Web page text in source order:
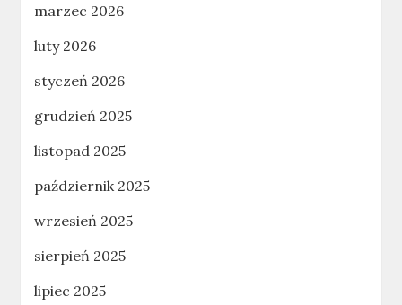
marzec 2026
luty 2026
styczeń 2026
grudzień 2025
listopad 2025
październik 2025
wrzesień 2025
sierpień 2025
lipiec 2025